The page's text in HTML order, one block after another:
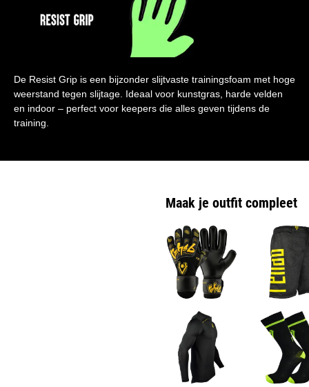
De Resist Grip is een bijzonder slijtvaste trainingsfoam met hoge
weerstand tegen slijtage. Ideaal voor kunstgras, harde velden
en indoor – perfect voor keepers die alles geven tijdens de
training.
Maak je outfit compleet